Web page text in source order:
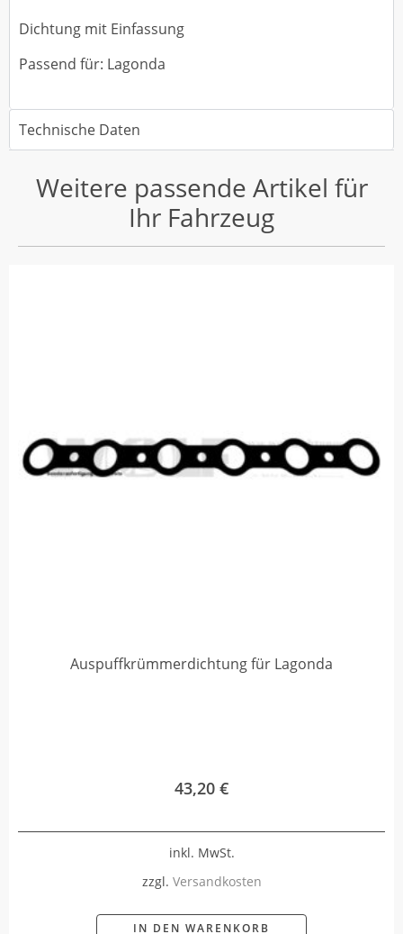
Dichtung mit Einfassung
Passend für: Lagonda
Technische Daten
Weitere passende Artikel für
Ihr Fahrzeug
Auspuffkrümmerdichtung für Lagonda
43,20 €
inkl. MwSt.
zzgl. Versandkosten
IN DEN WARENKORB